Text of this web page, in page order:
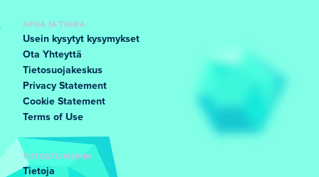
APUA JA TUKEA
Usein kysytyt kysymykset
Ota Yhteyttä
Tietosuojakeskus
Privacy Statement
Cookie Statement
Terms of Use
TUTUSTU MEIHIN
Tietoja